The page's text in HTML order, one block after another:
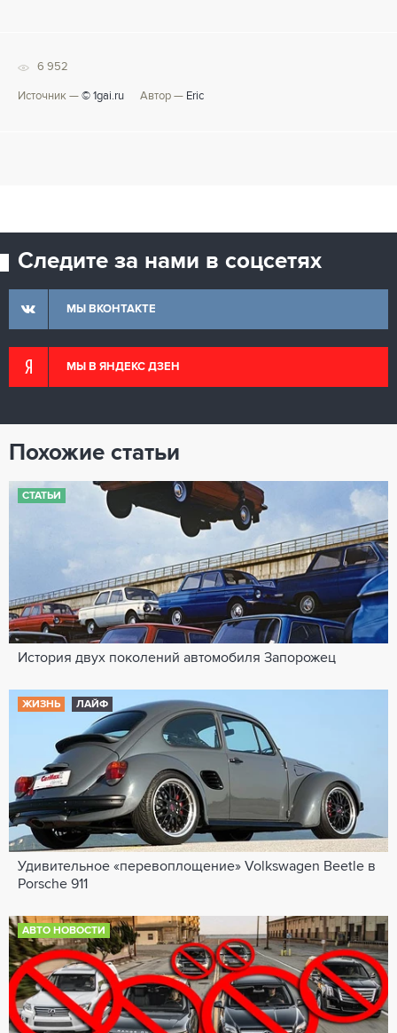
6 952
Источник — © 1gai.ru Автор — Eric
Следите за нами в соцсетях
МЫ ВКОНТАКТЕ
МЫ В ЯНДЕКС ДЗЕН
Похожие статьи
СТАТЬИ
История двух поколений автомобиля Запорожец
ЖИЗНЬ ЛАЙФ
Удивительное «перевоплощение» Volkswagen Beetle в
Porsche 911
АВТО НОВОСТИ